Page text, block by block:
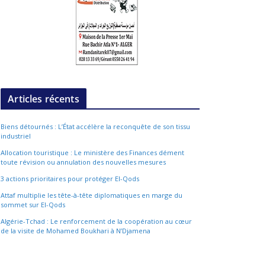
Articles récents
Biens détournés : L’État accélère la reconquête de son tissu
industriel
Allocation touristique : Le ministère des Finances dément
toute révision ou annulation des nouvelles mesures
3 actions prioritaires pour protéger El-Qods
Attaf multiplie les tête-à-tête diplomatiques en marge du
sommet sur El-Qods
Algérie-Tchad : Le renforcement de la coopération au cœur
de la visite de Mohamed Boukhari à N’Djamena